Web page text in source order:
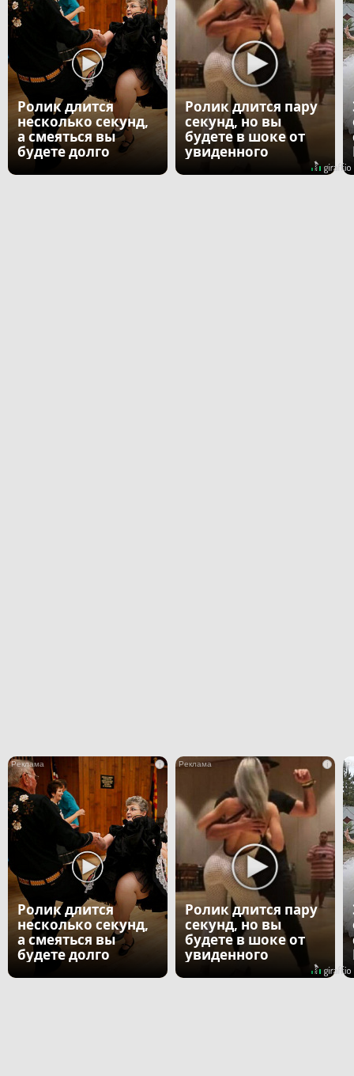
Ролик длится
несколько секунд,
а смеяться вы
будете долго
Ролик длится пару
секунд, но вы
будете в шоке от
увиденного
i
Ролик длится
несколько секунд,
а смеяться вы
будете долго
i
Ролик длится пару
секунд, но вы
будете в шоке от
увиденного